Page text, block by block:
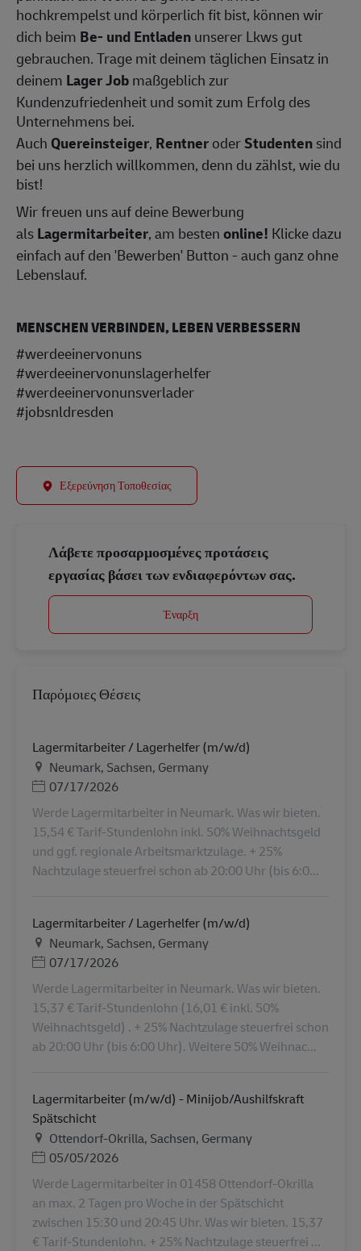
hochkrempelst und körperlich fit bist, können wir
dich beim Be- und Entladenunserer Lkws gut
gebrauchen. Trage mit deinem täglichen Einsatz in
deinem Lager Jobmaßgeblich zur
Kundenzufriedenheit und somit zum Erfolg des
Unternehmens bei.
Auch Quereinsteiger, RentneroderStudentensind
bei uns herzlich willkommen, denn du zählst, wie du
bist!
Wir freuen uns auf deine Bewerbung
alsLagermitarbeiter, am bestenonline! Klicke dazu
einfach auf den 'Bewerben' Button - auch ganz ohne
Lebenslauf.
MENSCHEN VERBINDEN, LEBEN VERBESSERN
#werdeeinervonuns
#werdeeinervonunslagerhelfer
#werdeeinervonunsverlader
#jobsnldresden
Εξερεύνηση Τοποθεσίας
Λάβετε προσαρμοσμένες προτάσεις
εργασίας βάσει των ενδιαφερόντων σας.
Έναρξη
Παρόμοιες Θέσεις
Lagermitarbeiter / Lagerhelfer (m/w/d)
Τοποθεσία
Neumark, Sachsen, Germany
Ημερομηνία Ανάρτησης
07/17/2026
Werde Lagermitarbeiter in Neumark. Was wir bieten.
15,54 € Tarif-Stundenlohn inkl. 50% Weihnachtsgeld
und ggf. regionale Arbeitsmarktzulage. + 25%
Nachtzulage steuerfrei schon ab 20:00 Uhr (bis 6:0...
Lagermitarbeiter / Lagerhelfer (m/w/d)
Τοποθεσία
Neumark, Sachsen, Germany
Ημερομηνία Ανάρτησης
07/17/2026
Werde Lagermitarbeiter in Neumark. Was wir bieten.
15,37 € Tarif-Stundenlohn (16,01 € inkl. 50%
Weihnachtsgeld) . + 25% Nachtzulage steuerfrei schon
ab 20:00 Uhr (bis 6:00 Uhr). Weitere 50% Weihnac...
Lagermitarbeiter (m/w/d) - Minijob/Aushilfskraft
Spätschicht
Τοποθεσία
Ottendorf-Okrilla, Sachsen, Germany
Ημερομηνία Ανάρτησης
05/05/2026
Werde Lagermitarbeiter in 01458 Ottendorf-Okrilla
an max. 2 Tagen pro Woche in der Spätschicht
zwischen 15:30 und 20:45 Uhr. Was wir bieten. 15,37
€ Tarif-Stundenlohn. + 25% Nachtzulage steuerfrei ...